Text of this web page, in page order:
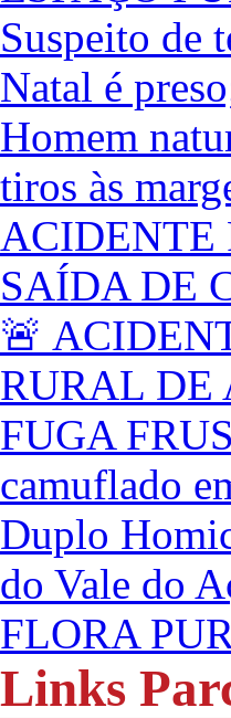
Suspeito de
Natal é
Homem
tiros às
ACIDENTE
SAÍDA DE
🚨
RURAL DE
FUGA
camuflado
Duplo
do Vale do
FLORA
Links